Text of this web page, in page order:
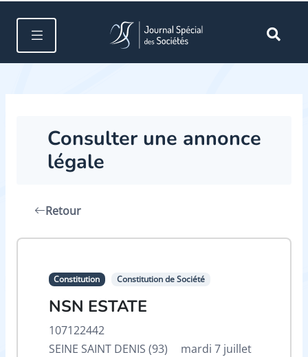
Consulter une annonce
légale
Retour
Constitution Constitution de Société
NSN ESTATE
107122442
SEINE SAINT DENIS (93)
mardi 7 juillet